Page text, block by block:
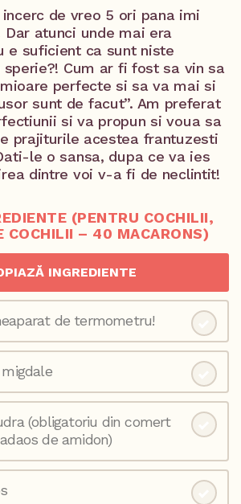
de vreo 5 ori pana imi
atunci unde mai era
e suficient ca sunt niste
Cum ar fi fost sa vin sa
perfecte si sa va mai si
sunt de facut”. Am preferat
si va propun si voua sa
prajiturile acestea frantuzesti
le o sansa, dupa ce va ies
dintre voi v-a fi de neclintit!
(PENTRU COCHILII,
COCHILII – 40 MACARONS)
INGREDIENTE
de termometru!
(obligatoriu din comert
de amidon)